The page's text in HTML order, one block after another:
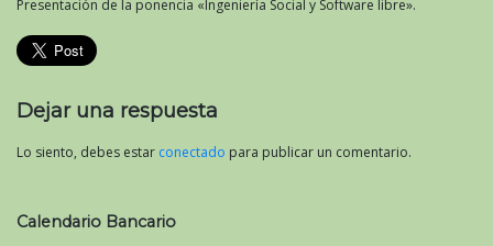
Presentación de la ponencia «Ingeniería Social y Software libre».
Dejar una respuesta
Lo siento, debes estar conectado para publicar un comentario.
Calendario Bancario